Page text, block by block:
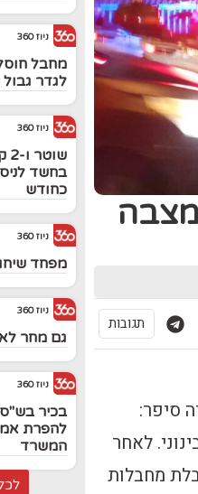
מצבה
תגובות
סיפר:
לאחר
מחבלות
ניוז 360
מחבל
לגדר גבול
ניוז 360
בחשד
כחודש
ניוז 360
מפחד
ניוז 360
גם מחר לא
ניוז 360
בכיר
להפרת
המשרד